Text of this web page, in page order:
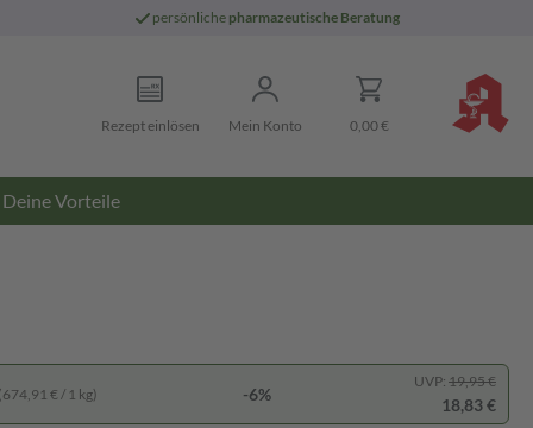
persönliche pharmazeutische Beratung
Rezept einlösen Mein Konto 0,00 €
Deine Vorteile
€ / 1 kg) -6%
UVP: 19,95 €
18,83 €